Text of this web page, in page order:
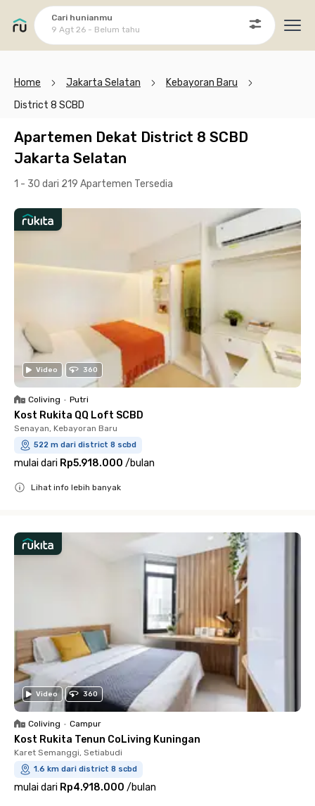
Cari hunianmu
9 Agt 26 - Belum tahu
Home Jakarta Selatan
Kebayoran Baru
District 8 SCBD
Apartemen Dekat District 8 SCBD
Jakarta Selatan
1 - 30 dari 219 Apartemen Tersedia
Video 360
Coliving • Putri
Kost Rukita QQ Loft SCBD
Senayan, Kebayoran Baru
522 m dari district 8 scbd
mulai dari Rp5.918.000 /bulan
Lihat info lebih banyak
Video 360
Coliving • Campur
Kost Rukita Tenun CoLiving Kuningan
Karet Semanggi, Setiabudi
1.6 km dari district 8 scbd
mulai dari Rp4.918.000 /bulan